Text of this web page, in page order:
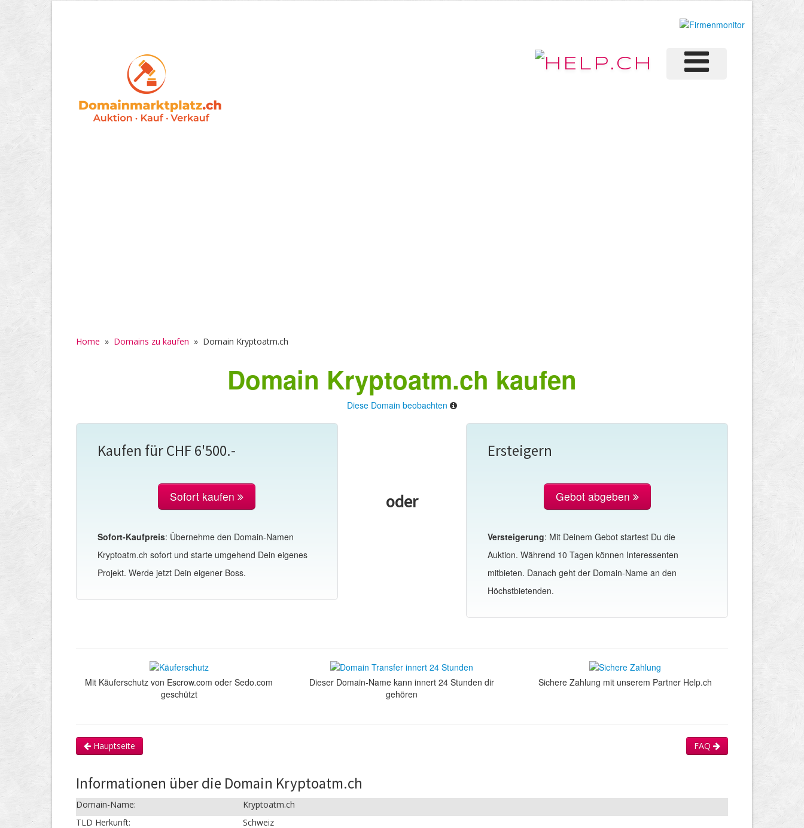
Home » Domains zu kaufen » Domain Kryptoatm.ch
Domain Kryptoatm.ch kaufen
Diese Domain beobachten
Kaufen für CHF 6'500.-
Sofort kaufen
Sofort-Kaufpreis: Übernehme den Domain-Namen
Kryptoatm.ch sofort und starte umgehend Dein eigenes
Projekt. Werde jetzt Dein eigener Boss.
oder
Ersteigern
Gebot abgeben
Versteigerung: Mit Deinem Gebot startest Du die
Auktion. Während 10 Tagen können Interessenten
mitbieten. Danach geht der Domain-Name an den
Höchstbietenden.
Mit Käuferschutz von Escrow.com oder Sedo.com
geschützt
Dieser Domain-Name kann innert 24 Stunden dir
gehören
Sichere Zahlung mit unserem Partner Help.ch
Hauptseite FAQ
Informationen über die Domain Kryptoatm.ch
Domain-Name:
Kryptoatm.ch
TLD Herkunft:
Schweiz